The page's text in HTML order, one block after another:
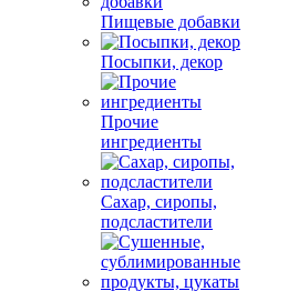
Пищевые добавки
Посыпки, декор
Прочие
ингредиенты
Сахар, сиропы,
подсластители